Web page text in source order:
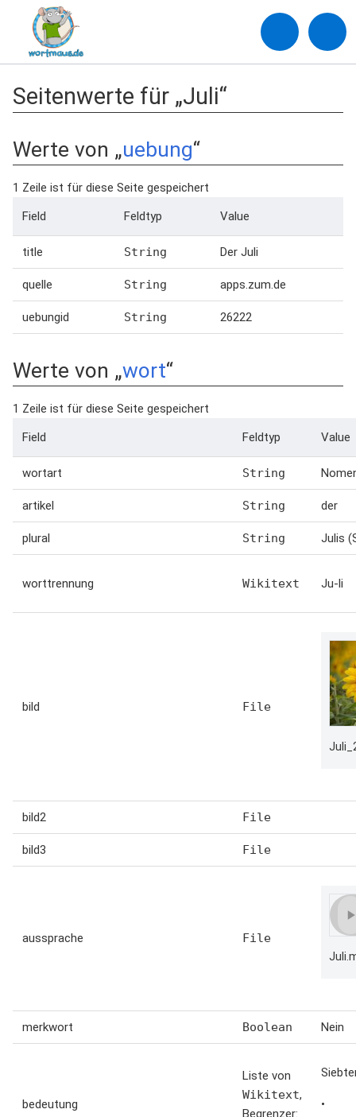
Seitenwerte für „Juli“
Werte von „uebung“
1 Zeile ist für diese Seite gespeichert
Field
Feldtyp Value
title String Der Juli
quelle String apps.zum.de
uebungid String 26222
Werte von „wort“
1 Zeile ist für diese Seite gespeichert
Field
Feldtyp Value
wortart String
artikel String der
plural String Julis
worttrennung Wikitext Ju-li
bild File
bild2 File
bild3 File
aussprache File
merkwort Boolean Nein
bedeutung
Liste von
Wikitext,
Begrenzer:
•